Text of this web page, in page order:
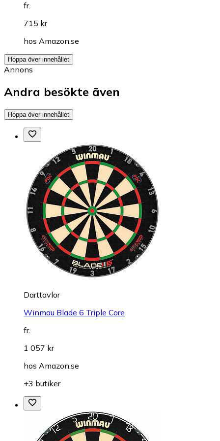
fr.
715 kr
hos Amazon.se
Hoppa över innehållet
Annons
Andra besökte även
Hoppa över innehållet
Darttavlor
Winmau Blade 6 Triple Core
fr.
1 057 kr
hos Amazon.se
+3 butiker